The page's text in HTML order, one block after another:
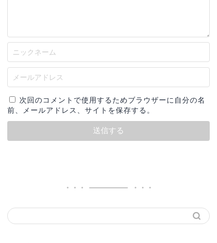
次回のコメントで使用するためブラウザーに自分の名
前、メールアドレス、サイトを保存する。